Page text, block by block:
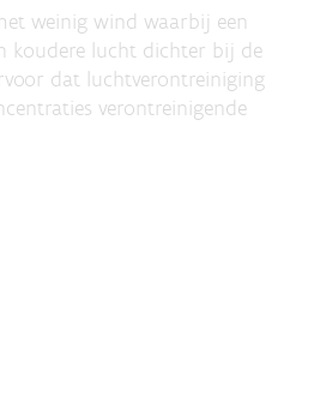
weinig wind waarbij een
koudere lucht dichter bij de
dat luchtverontreiniging
verontreinigende